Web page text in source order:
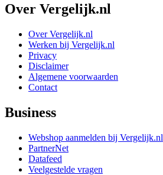
Over Vergelijk.nl
Over Vergelijk.nl
Werken bij Vergelijk.nl
Privacy
Disclaimer
Algemene voorwaarden
Contact
Business
Webshop aanmelden bij Vergelijk.nl
PartnerNet
Datafeed
Veelgestelde vragen